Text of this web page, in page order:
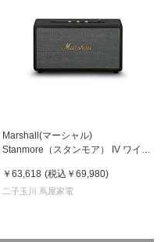
Marshall(マーシャル)
Stanmore（スタンモア） IV ワイヤ
￥63,618 (税込 ￥69,980)
二子玉川 蔦屋家電